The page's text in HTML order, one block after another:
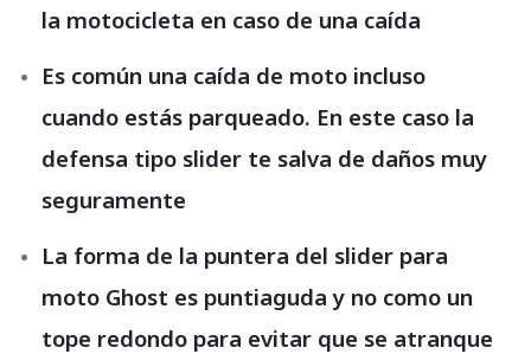
la motocicleta en caso de una caída
Es común una caída de moto incluso
cuando estás parqueado. En este caso la
defensa tipo slider te salva de daños muy
seguramente
La forma de la puntera del slider para
moto Ghost es puntiaguda y no como un
tope redondo para evitar que se atranque